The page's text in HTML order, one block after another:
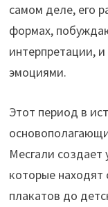
самом деле, его
формах,
интерпретации,
эмоциями.
Этот период в
Месгали создает
которые находят
плакатов до